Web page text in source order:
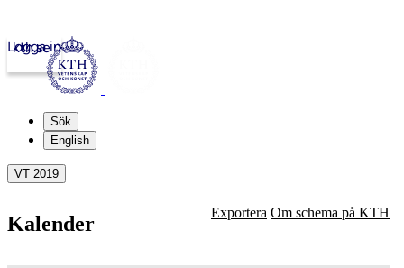
kth.se
Logga in
Sök
English
VT 2019
Kalender Exportera Om schema på KTH